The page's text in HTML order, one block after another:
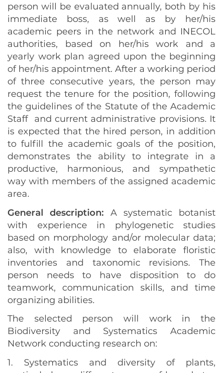
person will be evaluated annually, both by his
immediate boss, as well as by her/his
academic peers in the network and INECOL
authorities, based on her/his work and a
yearly work plan agreed upon the beginning
of her/his appointment. After a working period
of three consecutive years, the person may
request the tenure for the position, following
the guidelines of the Statute of the Academic
Staff and current administrative provisions. It
is expected that the hired person, in addition
to fulfill the academic goals of the position,
demonstrates the ability to integrate in a
productive, harmonious, and sympathetic
way with members of the assigned academic
area.
General description: A systematic botanist
with experience in phylogenetic studies
based on morphology and/or molecular data;
also, with knowledge to elaborate floristic
inventories and taxonomic revisions. The
person needs to have disposition to do
teamwork, communication skills, and time
organizing abilities.
The selected person will work in the
Biodiversity and Systematics Academic
Network conducting research on:
1. Systematics and diversity of plants,